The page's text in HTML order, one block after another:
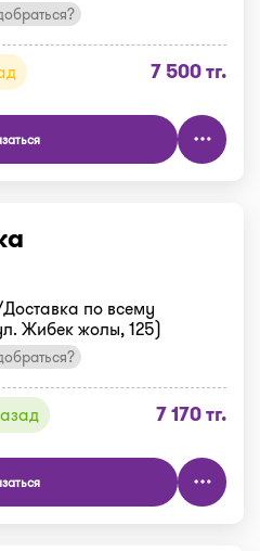
7 500 тг.
по всему
Жибек жолы, 125)
7 170 тг.